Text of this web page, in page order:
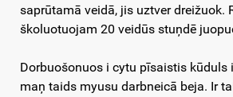
saprūtamā veidā, jis uztver dreižuok.
školuotuojam 20 veidūs stuņdē
Dorbuošonuos i cytu pīsaistis kūduls
maņ taids myusu darbneicā beja. Ir